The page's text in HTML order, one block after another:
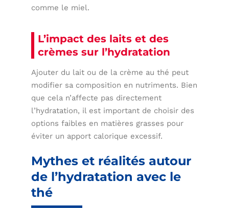
comme le miel.
L’impact des laits et des
crèmes sur l’hydratation
Ajouter du lait ou de la crème au thé peut
modifier sa composition en nutriments. Bien
que cela n’affecte pas directement
l’hydratation, il est important de choisir des
options faibles en matières grasses pour
éviter un apport calorique excessif.
Mythes et réalités autour
de l’hydratation avec le
thé